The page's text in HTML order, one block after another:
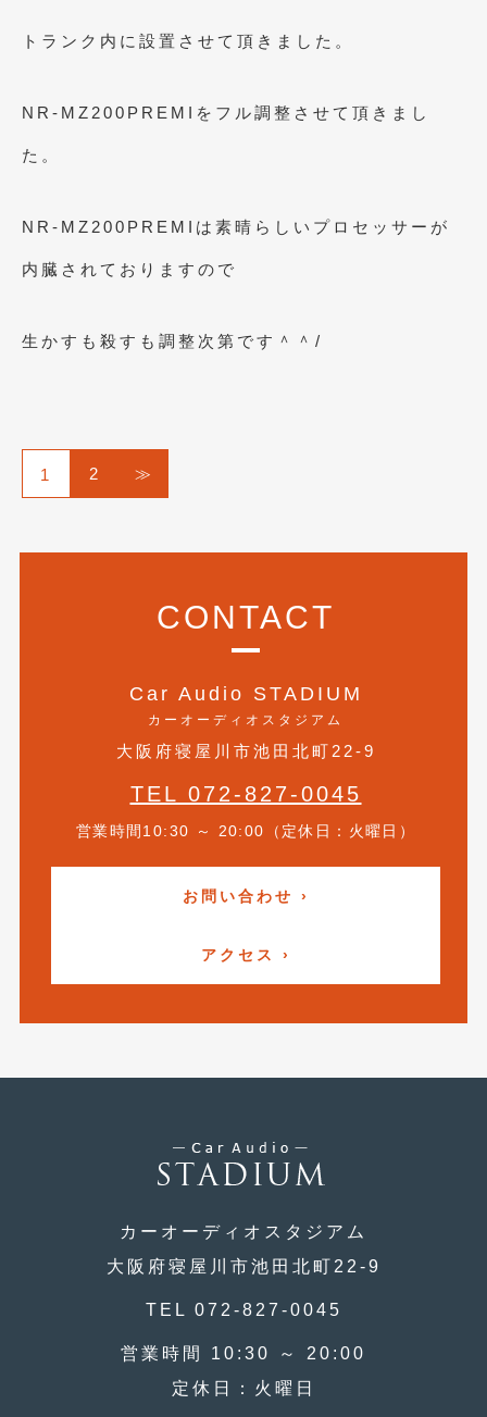
トランク内に設置させて頂きました。
NR-MZ200PREMIをフル調整させて頂きまし
た。
NR-MZ200PREMIは素晴らしいプロセッサーが
内臓されておりますので
生かすも殺すも調整次第です＾＾/
1 2 ≫
CONTACT
Car Audio STADIUM
カーオーディオスタジアム
大阪府寝屋川市池田北町22-9
TEL 072-827-0045
営業時間10:30 ～ 20:00（定休日：火曜日）
お問い合わせ ›
アクセス ›
カーオーディオスタジアム
大阪府寝屋川市池田北町22-9
TEL 072-827-0045
営業時間 10:30 ～ 20:00
定休日：火曜日